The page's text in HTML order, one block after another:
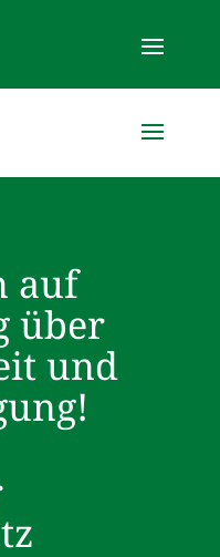
auf
über
und